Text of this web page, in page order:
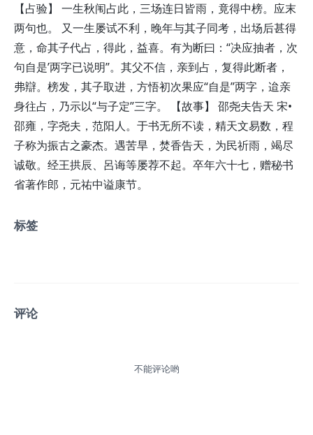
【占验】 一生秋闱占此，三场连日皆雨，竟得中榜。应末
两句也。 又一生屡试不利，晚年与其子同考，出场后甚得
意，命其子代占，得此，益喜。有为断曰：“决应抽者，次
句自是’两字已说明”。其父不信，亲到占，复得此断者，
弗辯。榜发，其子取进，方悟初次果应“自是”两字，迨亲
身往占，乃示以“与子定”三字。 【故事】 邵尧夫告天 宋•
邵雍，字尧夫，范阳人。于书无所不读，精天文易数，程
子称为振古之豪杰。遇苦旱，焚香告天，为民祈雨，竭尽
诚敬。经王拱辰、呂诲等屡荐不起。卒年六十七，赠秘书
省著作郎，元祐中谥康节。
标签
评论
不能评论哟